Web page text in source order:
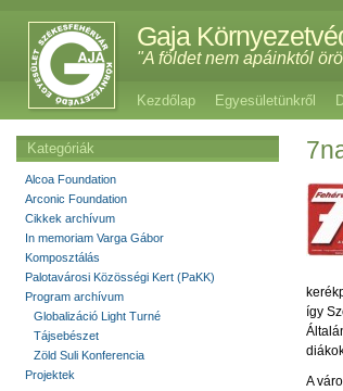
Gaja
"A földet nem apáinktól
Kezdőlap Egyesületünkről
így
A
Kategóriák
Alcoa Foundation
Arconic Foundation
Cikkek archívum
In memoriam Varga Gábor
Komposztálás
Palotavárosi Közösségi Kert (PaKK)
Program archívum
Globalizáció Light Turné
Tájsebészet
Zöld Suli Konferencia
Projektek